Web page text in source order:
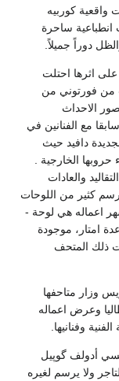
واقعية كوربيه
انطباعية ساحرة
دوراً جميلاً.
على اثرها احتلت
من فورتوني من
الاحداث
مع الفنانين في
دافيد حيث
الخارجية .
والعادات
رسم كثير من اللوحات
اعماله هي لوحة -
امتار، موجودة
ذلك المتحف
سافر عام 1870 الى باريس وزار متاحفها
وعرض اعماله
وفنانيها.
الباريسي أدولف گوپيل
ولا يرسم لغيره